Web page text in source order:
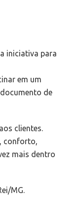
iniciativa para
em um
de
clientes.
conforto,
mais dentro
MG.